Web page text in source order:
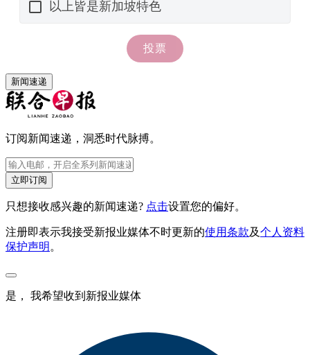
新闻速递
订阅新闻速递，洞悉时代脉搏。
立即订阅
只想接收感兴趣的新闻速递? 点击设置您的偏好。
注册即表示我接受新报业媒体不时更新的使用条款及个人资料
保护声明 。
是， 我希望收到新报业媒体